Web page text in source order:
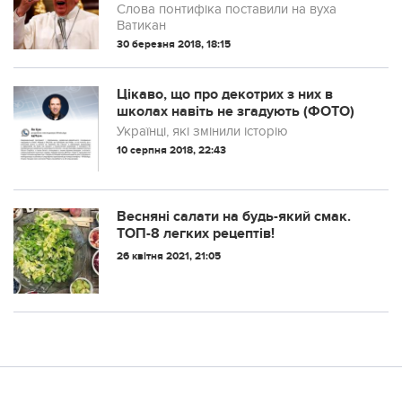
Слова понтифіка поставили на вуха
Ватикан
30 березня 2018, 18:15
Цікаво, що про декотрих з них в
школах навіть не згадують (ФОТО)
Українці, які змінили історію
10 серпня 2018, 22:43
Весняні салати на будь-який смак.
ТОП-8 легких рецептів!
26 квітня 2021, 21:05